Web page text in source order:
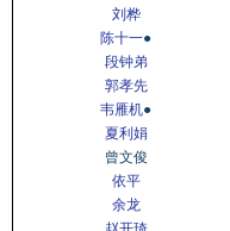
刘桦
陈十一●
段钟弟
郭孝先
韦雁机●
夏利娟
曾文俊
依平
余龙